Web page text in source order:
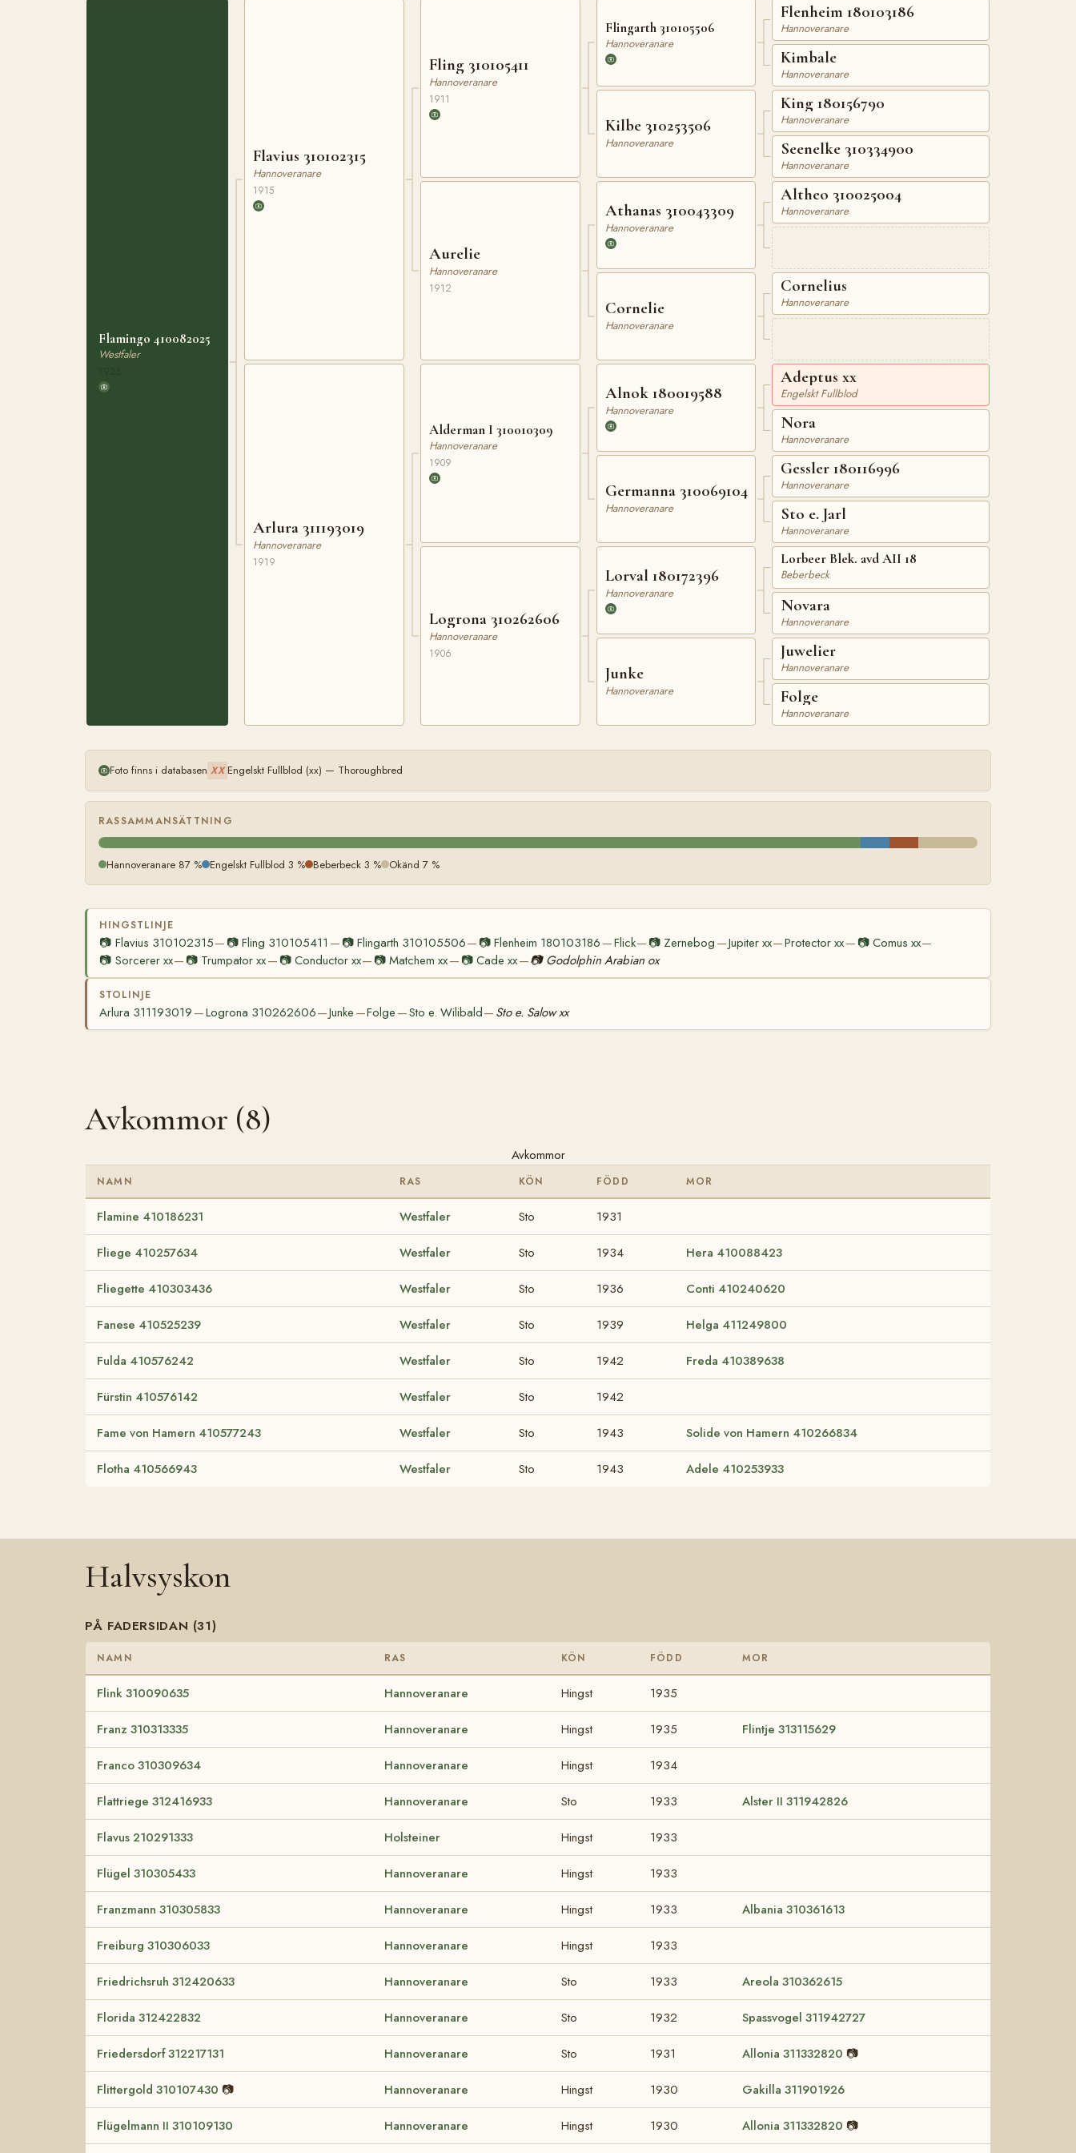
Flamingo 410082025
Westfaler
Flavius 310102315
Hannoveranare
1915
Arlura 311193019
Hannoveranare
1919
Fling 310105411
Hannoveranare
1911
Aurelie
Hannoveranare
1912
Alderman I 310010309
Hannoveranare
1909
Logrona 310262606
Hannoveranare
1906
Flingarth 310105506
Hannoveranare
Kilbe 310253506
Hannoveranare
Athanas 310043309
Hannoveranare
Cornelie
Hannoveranare
Alnok 180019588
Hannoveranare
Germanna 310069104
Hannoveranare
Lorval 180172396
Hannoveranare
Junke
Hannoveranare
Flenheim 180103186
Hannoveranare
Kimbale
Hannoveranare
King 180156790
Hannoveranare
Seenelke 310334900
Hannoveranare
Altheo 310025004
Hannoveranare
Cornelius
Hannoveranare
Adeptus xx
Engelskt Fullblod
Nora
Hannoveranare
Gessler 180116996
Hannoveranare
Sto e. Jarl
Hannoveranare
Lorbeer Blek. avd AII 18
Beberbeck
Novara
Hannoveranare
Juwelier
Hannoveranare
Folge
Hannoveranare
Foto finns i databasen XX Engelskt Fullblod (xx) — Thoroughbred
RASSAMMANSÄTTNING
Hannoveranare 87 % Engelskt Fullblod 3 % Beberbeck 3 % Okänd 7 %
HINGSTLINJE
📷 Flavius 310102315— 📷Fling 310105411 — 📷 Flingarth 310105506— 📷 Flenheim 180103186 —Flick— 📷 Zernebog —Jupiter xx—Protector xx— 📷 Comus xx—
📷 Sorcerer xx— 📷 Trumpator xx— 📷 Conductor xx— 📷 Matchem xx— 📷Cade xx—📷 Godolphin Arabian ox
STOLINJE
Arlura 311193019 —Logrona 310262606—Junke —Folge —Sto e. Wilibald— Sto e. Salow xx
Avkommor (8)
Avkommor
NAMN RAS KÖN FÖDD MOR
Flamine 410186231 Westfaler Sto 1931
Fliege 410257634 Westfaler Sto 1934 Hera 410088423
Fliegette 410303436 Westfaler Sto 1936 Conti 410240620
Fanese 410525239 Westfaler Sto 1939 Helga 411249800
Fulda 410576242 Westfaler Sto 1942 Freda 410389638
Fürstin 410576142 Westfaler Sto 1942
Fame von Hamern 410577243 Westfaler Sto 1943 Solide von Hamern 410266834
Flotha 410566943 Westfaler Sto 1943 Adele 410253933
Halvsyskon
PÅ FADERSIDAN (31)
NAMN RAS KÖN FÖDD MOR
Flink 310090635 Hannoveranare Hingst 1935
Franz 310313335 Hannoveranare Hingst 1935 Flintje 313115629
Franco 310309634 Hannoveranare Hingst 1934
Flattriege 312416933 Hannoveranare Sto 1933 Alster II 311942826
Flavus 210291333 Holsteiner Hingst 1933
Flügel 310305433 Hannoveranare Hingst 1933
Franzmann 310305833 Hannoveranare Hingst 1933 Albania 310361613
Freiburg 310306033 Hannoveranare Hingst 1933
Friedrichsruh 312420633 Hannoveranare Sto 1933 Areola 310362615
Florida 312422832 Hannoveranare Sto 1932 Spassvogel 311942727
Friedersdorf 312217131 Hannoveranare Sto 1931 Allonia 311332820 📷
Flittergold 310107430 📷 Hannoveranare Hingst 1930 Gakilla 311901926
Flügelmann II 310109130 Hannoveranare Hingst 1930 Allonia 311332820 📷